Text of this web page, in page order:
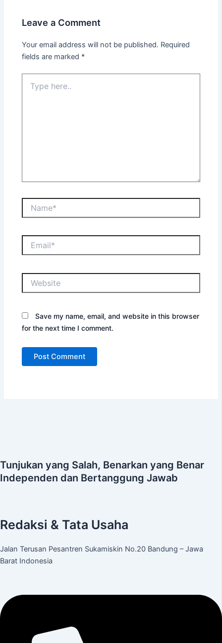
Leave a Comment
Your email address will not be published. Required
fields are marked *
here..
Save my name, email, and website in this browser
for the next time I comment.
Tunjukan yang Salah, Benarkan yang Benar
Independen dan Bertanggung Jawab
Redaksi & Tata Usaha
Jalan Terusan Pesantren Sukamiskin No.20 Bandung – Jawa
Barat Indonesia